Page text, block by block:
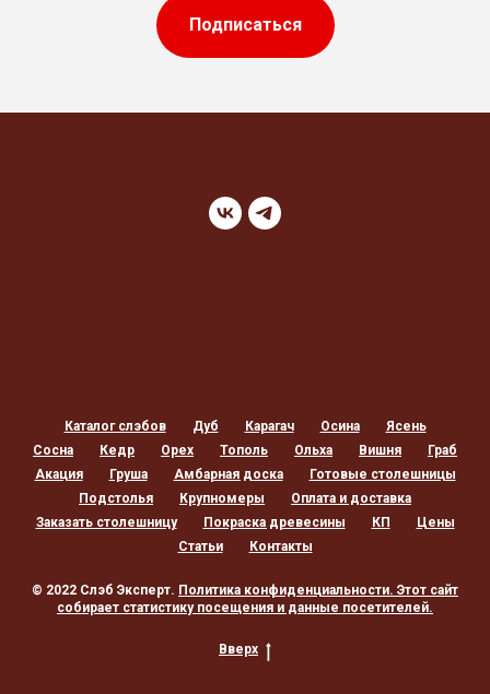
Подписаться
Каталог слэбов Дуб Карагач Осина
Ясень
Сосна
Кедр Орех Тополь Ольха Вишня
Граб
Акация
Груша Амбарная доска
Готовые столешницы
Подстолья
Крупномеры
Оплата и доставка
Заказать столешницу
Покраска древесины КП
Цены
Статьи
Контакты
© 2022 Слэб Эксперт. Политика конфиденциальности. Этот сайт
собирает статистику посещения и данные посетителей.
Вверх